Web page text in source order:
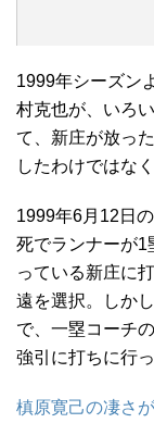
1999年シーズン
村克也が、いろ
て、新庄が放っ
したわけではな
1999年6月12日
死でランナーが1
っている新庄に
遠を選択。しか
で、一塁コーチ
強引に打ちに行
槙原寛己の凄さ